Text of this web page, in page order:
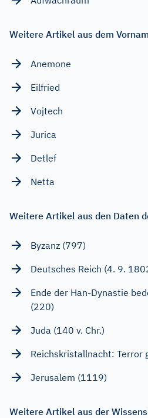
Weitere Artikel aus dem
Anemone
Eilfried
Vojtech
Jurica
Detlef
Netta
Weitere Artikel aus den Daten
Byzanz (797)
Deutsches Reich (4. 9.
Ende der Han-Dynastie
(220)
Juda (140 v. Chr.)
Reichskristallnacht: Terror
Jerusalem (1119)
Weitere Artikel aus der